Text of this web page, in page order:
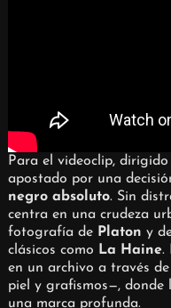
Para el videoclip,
apostado por una
negro absoluto. Sin
centra en una crudeza
fotografía de Platon y
clásicos como La Haine.
en un archivo a través
piel y grafismos—, donde
una marca profunda.